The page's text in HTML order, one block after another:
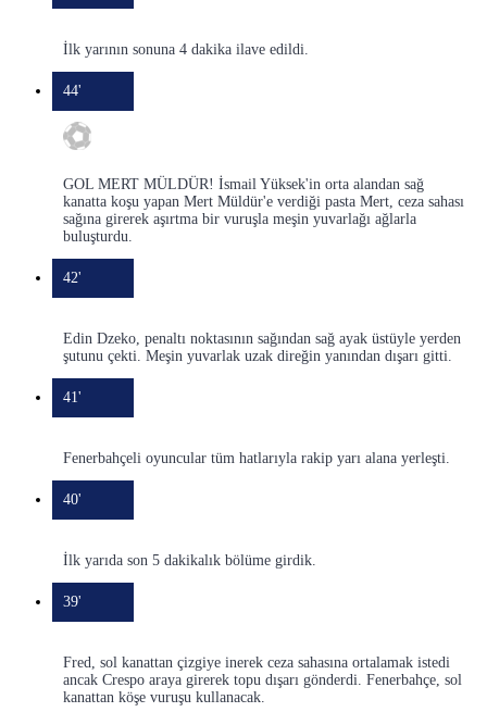
İlk yarının sonuna 4 dakika ilave edildi.
44'
GOL MERT MÜLDÜR! İsmail Yüksek'in orta alandan sağ
kanatta koşu yapan Mert Müldür'e verdiği pasta Mert, ceza sahası
sağına girerek aşırtma bir vuruşla meşin yuvarlağı ağlarla
buluşturdu.
42'
Edin Dzeko, penaltı noktasının sağından sağ ayak üstüyle yerden
şutunu çekti. Meşin yuvarlak uzak direğin yanından dışarı gitti.
41'
Fenerbahçeli oyuncular tüm hatlarıyla rakip yarı alana yerleşti.
40'
İlk yarıda son 5 dakikalık bölüme girdik.
39'
Fred, sol kanattan çizgiye inerek ceza sahasına ortalamak istedi
ancak Crespo araya girerek topu dışarı gönderdi. Fenerbahçe, sol
kanattan köşe vuruşu kullanacak.